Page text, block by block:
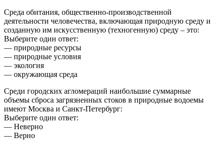
Среда обитания, общественно-производственной
деятельности человечества, включающая природную среду и
созданную им искусственную (техногенную) среду – это:
Выберите один ответ:
— природные ресурсы
— природные условия
— экология
— окружающая среда
Среди городских агломераций наибольшие суммарные
объемы сброса загрязненных стоков в природные водоемы
имеют Москва и Санкт-Петербург:
Выберите один ответ:
— Неверно
— Верно